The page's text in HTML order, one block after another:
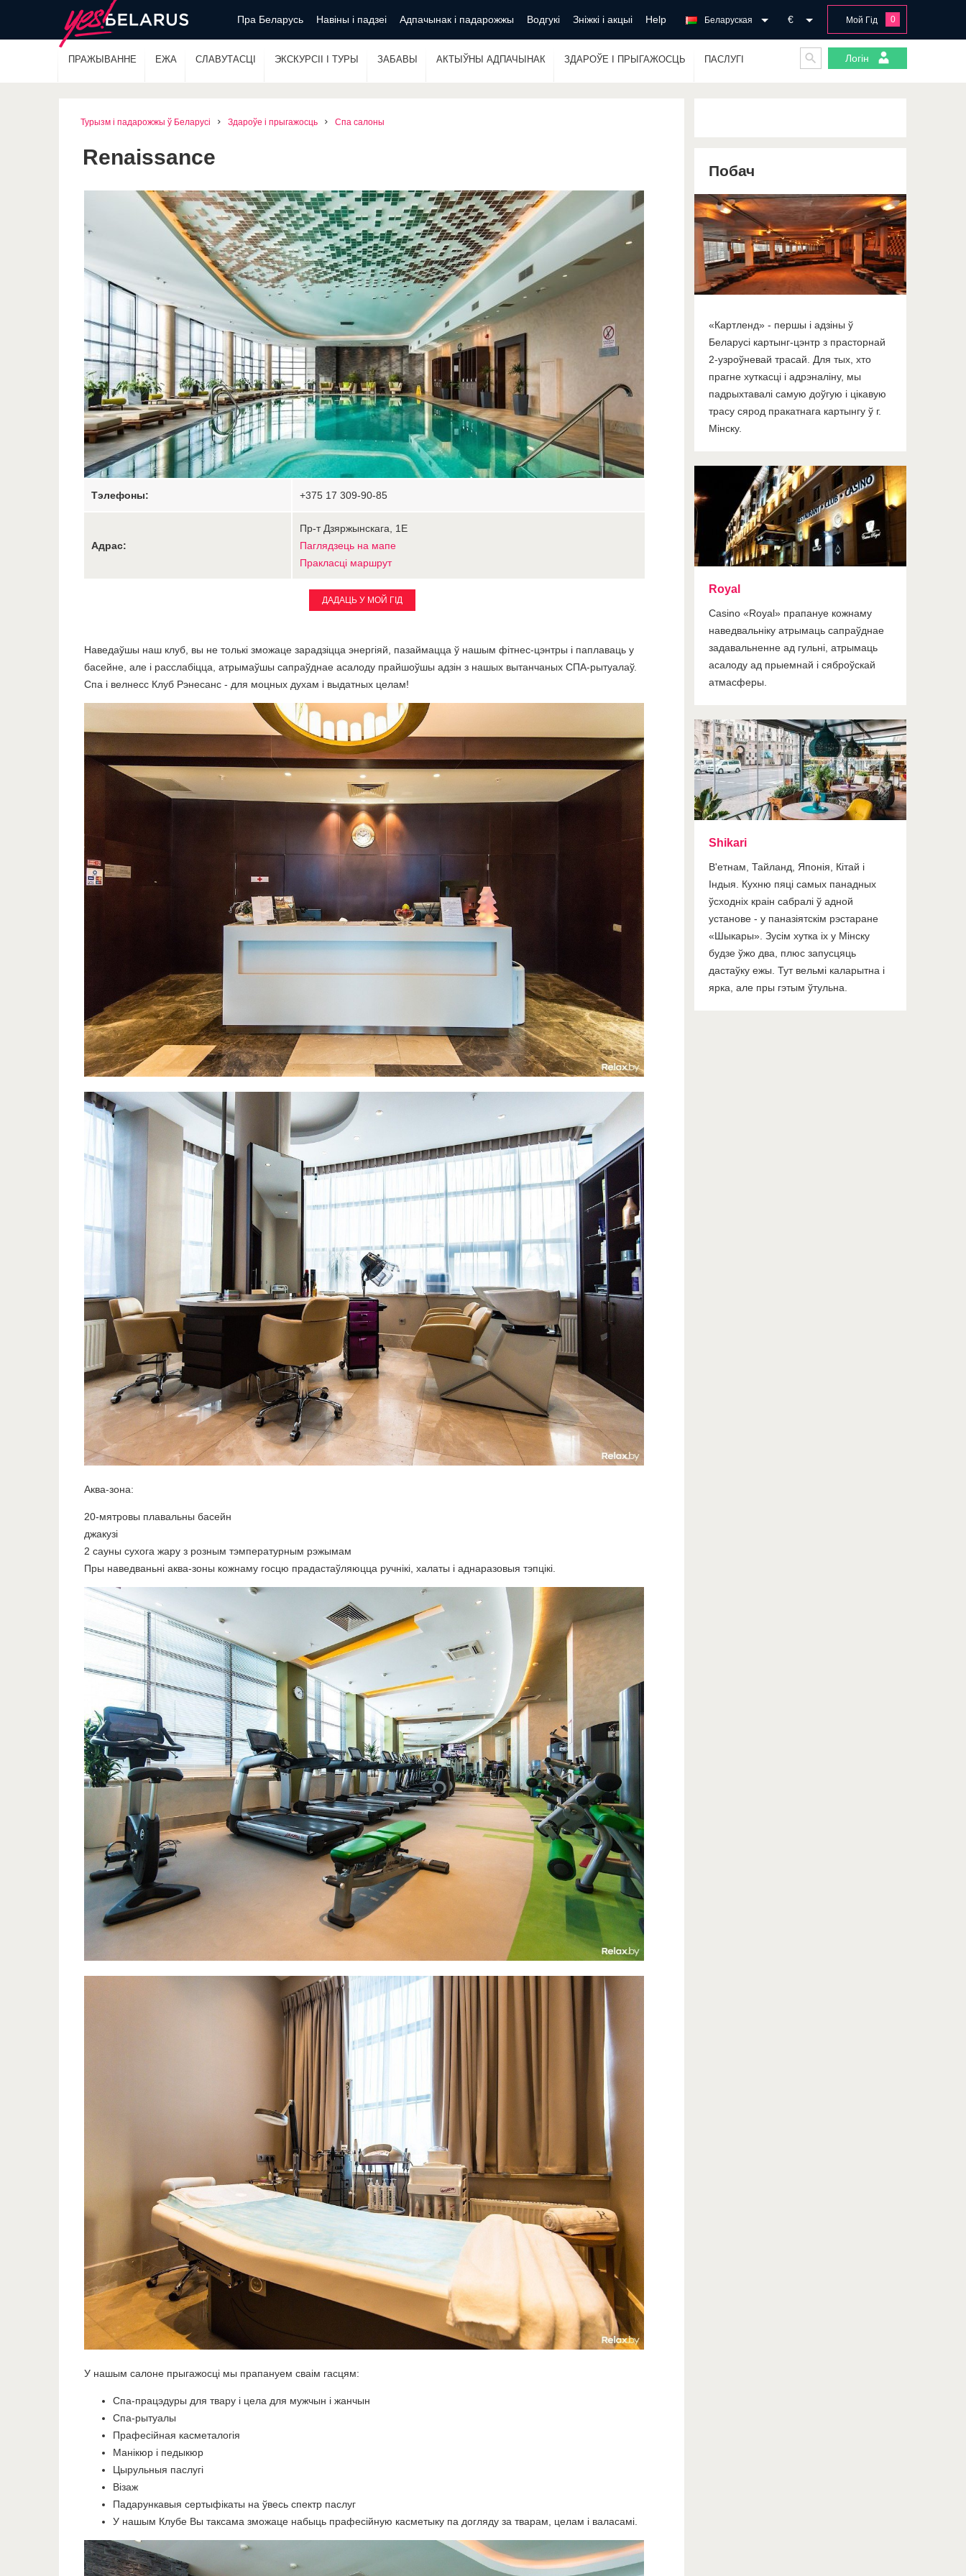
Пра Беларусь Навіны і падзеі Адпачынак і падарожжы Водгукі Зніжкі і акцыі Help Мой Гід 0
€
Беларуская
ПРАЖЫВАННЕ ЕЖА СЛАВУТАСЦІ ЭКСКУРСІІ І ТУРЫ ЗАБАВЫ АКТЫЎНЫ АДПАЧЫНАК ЗДАРОЎЕ І ПРЫГАЖОСЦЬ ПАСЛУГІ Логін
Турызм і падарожжы ў Беларусі Здароўе і прыгажосць Спа салоны
Renaissance
Тэлефоны: +375 17 309-90-85
Адрас:
Пр-т Дзяржынскага, 1Е
Паглядзець на мапе
Пракласці маршрут
ДАДАЦЬ У МОЙ ГІД
Наведаўшы наш клуб, вы не толькі зможаце зарадзіцца энергіяй, пазаймацца ў нашым фітнес-цэнтры і паплаваць у
басейне, але і расслабіцца, атрымаўшы сапраўднае асалоду прайшоўшы адзін з нашых вытанчаных СПА-рытуалаў.
Спа і велнесс Клуб Рэнесанс - для моцных духам і выдатных целам!
Аква-зона:
20-мятровы плавальны басейн
джакузі
2 сауны сухога жару з розным тэмпературным рэжымам
Пры наведваньні аква-зоны кожнаму госцю прадастаўляюцца ручнікі, халаты і аднаразовыя тэпцікі.
У нашым салоне прыгажосці мы прапануем сваім гасцям:
Спа-працэдуры для твару і цела для мужчын і жанчын
Спа-рытуалы
Прафесійная касметалогія
Манікюр і педыкюр
Цырульныя паслугі
Візаж
Падарункавыя сертыфікаты на ўвесь спектр паслуг
У нашым Клубе Вы таксама зможаце набыць прафесійную касметыку па догляду за тварам, целам і валасамі.
Побач
«Картленд» - першы і адзіны ў
Беларусі картынг-цэнтр з прасторнай
2-узроўневай трасай. Для тых, хто
прагне хуткасці і адрэналіну, мы
падрыхтавалі самую доўгую і цікавую
трасу сярод пракатнага картынгу ў г.
Мінску.
Royal
Casino «Royal» прапануе кожнаму
наведвальніку атрымаць сапраўднае
задавальненне ад гульні, атрымаць
асалоду ад прыемнай і сяброўскай
атмасферы.
Shikari
В'етнам, Тайланд, Японія, Кітай і
Індыя. Кухню пяці самых панадных
ўсходніх краін сабралі ў адной
установе - у паназіятскім рэстаране
«Шыкары». Зусім хутка іх у Мінску
будзе ўжо два, плюс запусцяць
дастаўку ежы. Тут вельмі каларытна і
ярка, але пры гэтым ўтульна.